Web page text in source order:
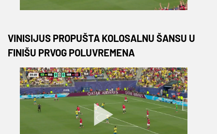
VINISIJUS PROPUŠTA KOLOSALNU ŠANSU U
FINIŠU PRVOG POLUVREMENA